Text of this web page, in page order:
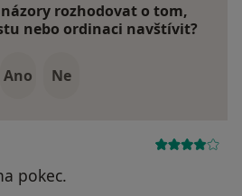
rozhodovat o tom,
nebo ordinaci navštívit?
Ano Ne
pokec.